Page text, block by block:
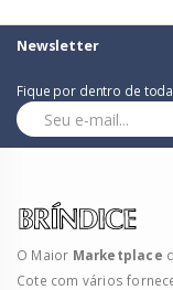
Newsletter
Fique por dentro de
O Maior Marketplace
Cote com vários